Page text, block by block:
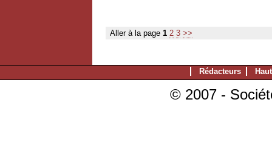
Aller à la page 1 2 3 >>
Rédacteurs
© 2007 -